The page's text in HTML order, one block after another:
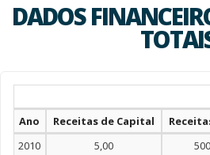
DADOS
Ano
Receitas de Capital
2010
5,00